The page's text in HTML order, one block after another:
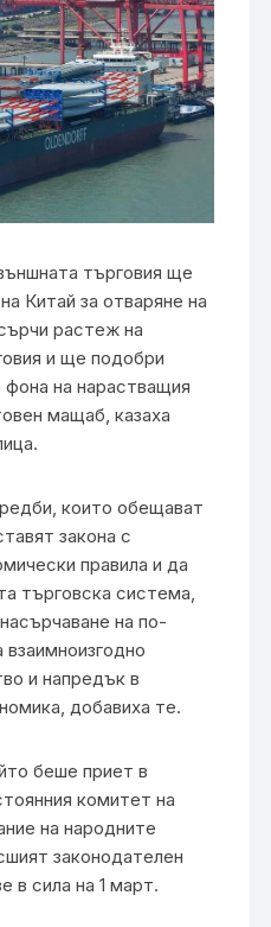
търговия ще
Китай за отваряне на
растеж на
и ще подобри
фона на нарастващия
мащаб, казаха
които обещават
закона с
правила и да
търговска система,
на по-
взаимноизгодно
и напредък в
добавиха те.
беше приет в
комитет на
на народните
законодателен
в сила на 1 март.